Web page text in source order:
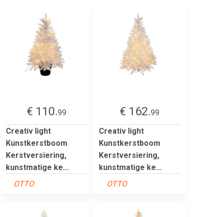
€ 110.99
Creativ light
Kunstkerstboom
Kerstversiering,
kunstmatige ke...
OTTO
€ 162.99
Creativ light
Kunstkerstboom
Kerstversiering,
kunstmatige ke...
OTTO